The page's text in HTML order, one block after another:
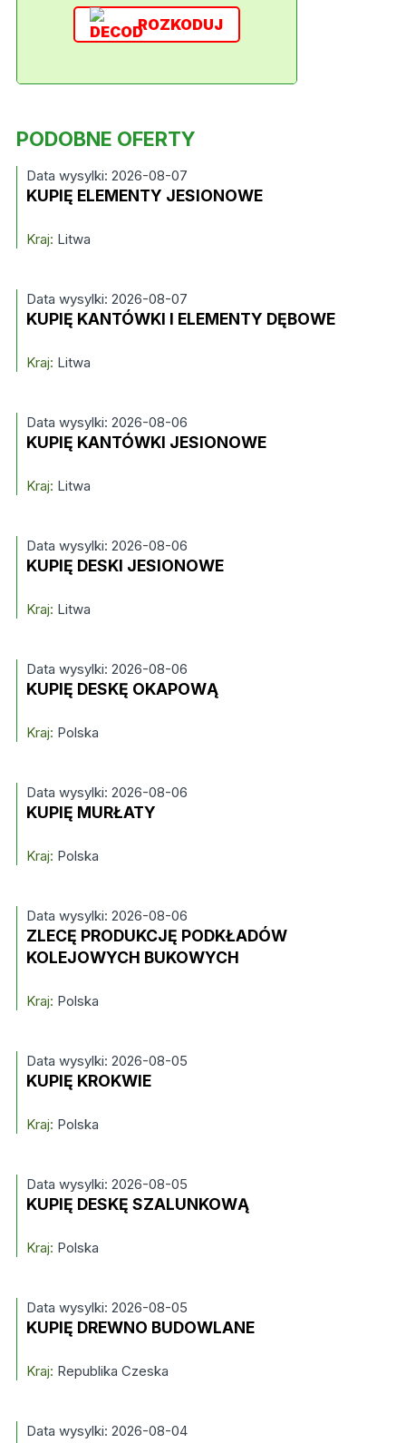
ROZKODUJ
PODOBNE OFERTY
Data wysylki: 2026-08-07
KUPIĘ ELEMENTY JESIONOWE
Kraj: Litwa
Data wysylki: 2026-08-07
KUPIĘ KANTÓWKI I ELEMENTY DĘBOWE
Kraj: Litwa
Data wysylki: 2026-08-06
KUPIĘ KANTÓWKI JESIONOWE
Kraj: Litwa
Data wysylki: 2026-08-06
KUPIĘ DESKI JESIONOWE
Kraj: Litwa
Data wysylki: 2026-08-06
KUPIĘ DESKĘ OKAPOWĄ
Kraj: Polska
Data wysylki: 2026-08-06
KUPIĘ MURŁATY
Kraj: Polska
Data wysylki: 2026-08-06
ZLECĘ PRODUKCJĘ PODKŁADÓW
KOLEJOWYCH BUKOWYCH
Kraj: Polska
Data wysylki: 2026-08-05
KUPIĘ KROKWIE
Kraj: Polska
Data wysylki: 2026-08-05
KUPIĘ DESKĘ SZALUNKOWĄ
Kraj: Polska
Data wysylki: 2026-08-05
KUPIĘ DREWNO BUDOWLANE
Kraj: Republika Czeska
Data wysylki: 2026-08-04